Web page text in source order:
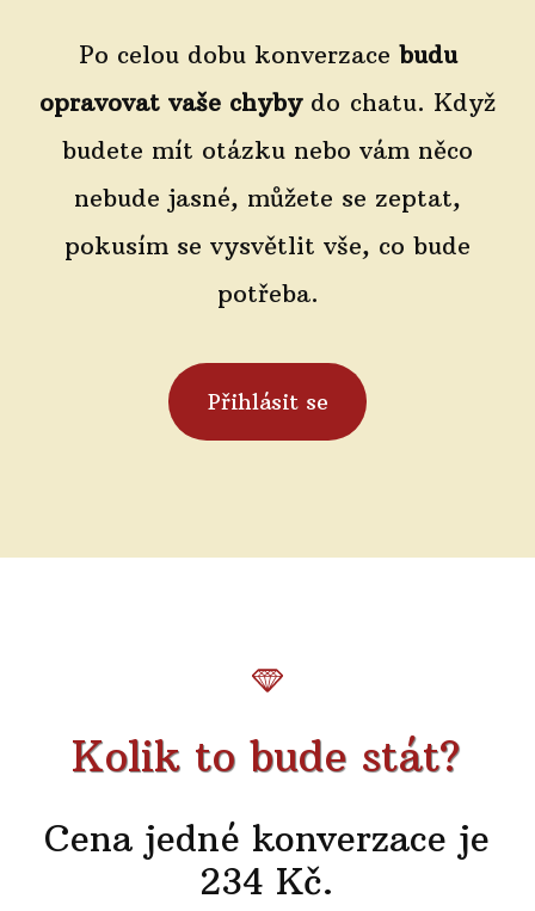
Po celou dobu konverzace budu
opravovat vaše chybydo chatu. Když
budete mít otázku nebo vám něco
nebude jasné, můžete se zeptat,
pokusím se vysvětlit vše, co bude
potřeba.
Přihlásit se
Kolik to bude stát?
Cena jedné konverzace je
234 Kč.